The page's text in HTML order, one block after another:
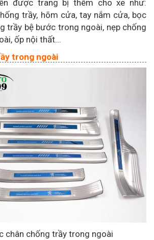
được trang bị thêm cho xe như:
trầy, hõm cửa, tay nắm cửa, bọc
trầy bệ bước trong ngoài, nẹp chống
ốp nội thất...
trong ngoài
chân chống trầy trong ngoài